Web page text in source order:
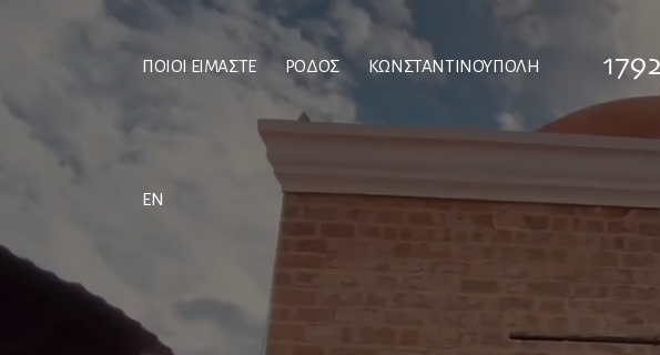
ΠΟΙΟΙ ΕΙΜΑΣΤΕ ΡΟΔΟΣ ΚΩΝΣΤΑΝΤΙΝΟΥΠΟΛΗ
EN